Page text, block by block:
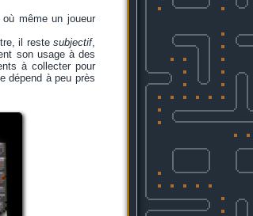
même un joueur
il reste subjectif,
son usage à des
à collecter pour
dépend à peu près